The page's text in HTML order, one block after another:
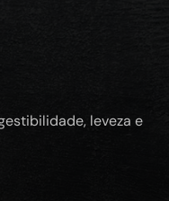
leveza e